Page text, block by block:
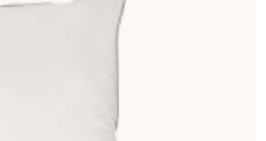
hygieniska.